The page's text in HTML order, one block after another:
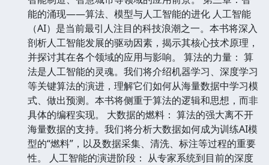
能的涌现——算法、模型与人工智能的进化 人工智能
（AI）是当前最引人注目的科技浪潮之一。本书将深入
剖析人工智能发展的驱动因素，揭示其核心技术原理，
并探讨其在各个领域的应用与影响。 算法的力量： 算
法是人工智能的灵魂。我们将介绍机器学习、深度学习
等关键算法的演进，理解它们如何从海量数据中学习模
式、做出预测。本书将侧重于算法的逻辑和思想，而非
具体的编程实现。 大数据的燃料： 算法的强大离不开
海量数据的支持。我们将分析大数据如何成为训练AI模
型的“燃料”，以及数据采集、清洗、标注等过程的重要
性。 人工智能的演进阶段： 从专家系统到目前的深度